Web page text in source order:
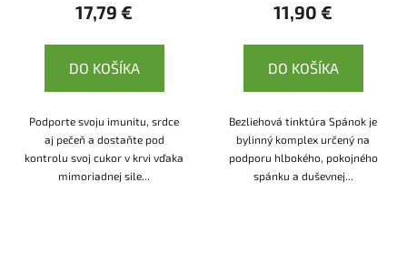
17,79 €
DO KOŠÍKA
Podporte svoju imunitu, srdce
aj pečeň a dostaňte pod
kontrolu svoj cukor v krvi vďaka
mimoriadnej sile...
11,90 €
DO KOŠÍKA
Bezliehová tinktúra Spánok je
bylinný komplex určený na
podporu hlbokého, pokojného
spánku a duševnej...